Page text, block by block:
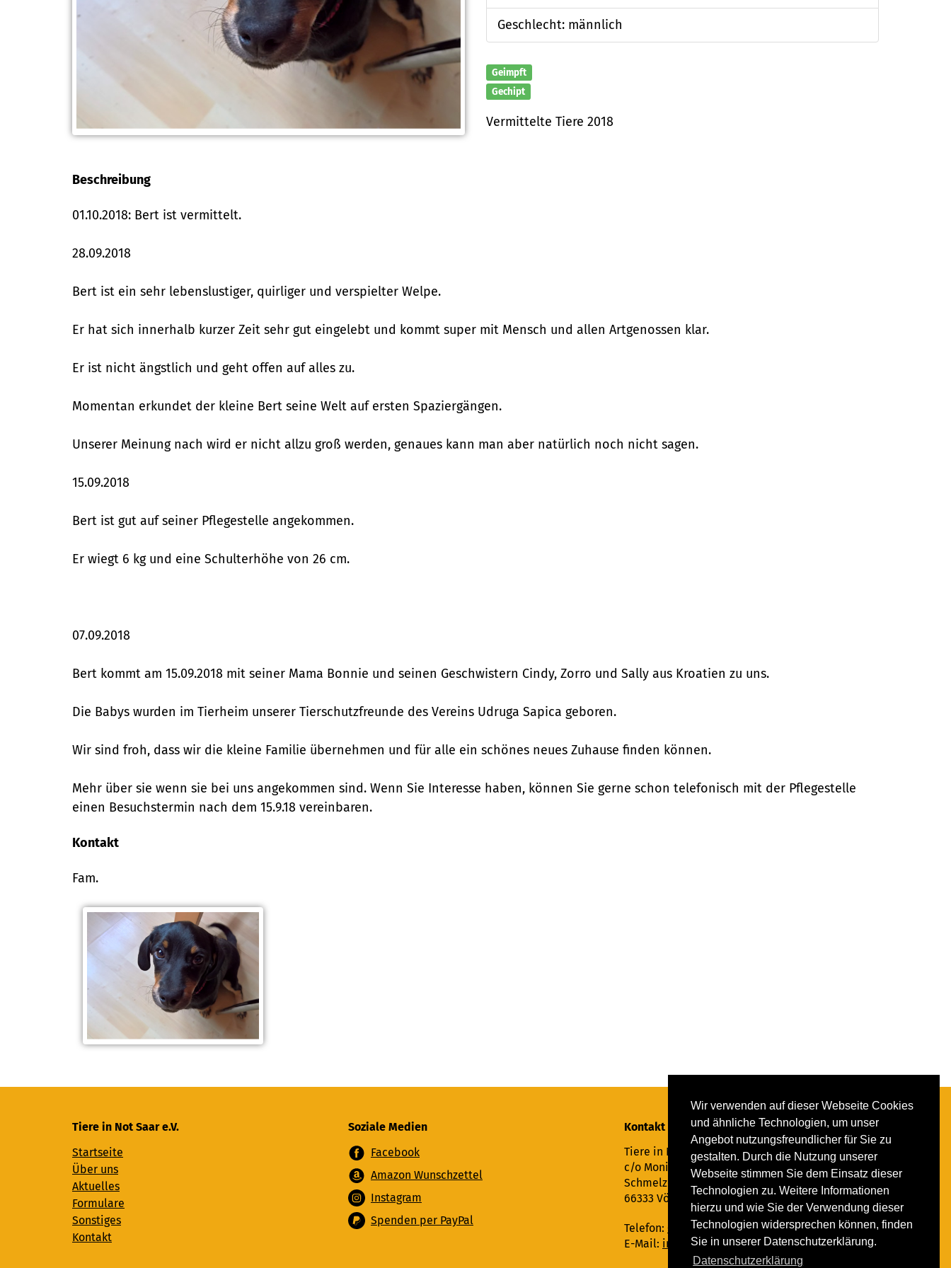
Wir verwenden auf dieser Webseite Cookies
und ähnliche Technologien, um unser
Angebot nutzungsfreundlicher für Sie zu
gestalten. Durch die Nutzung unserer
Webseite stimmen Sie dem Einsatz dieser
Technologien zu. Weitere Informationen
hierzu und wie Sie der Verwendung dieser
Technologien widersprechen können, finden
Sie in unserer Datenschutzerklärung.
Datenschutzerklärung
Geschlecht: männlich
Geimpft
Gechipt
Vermittelte Tiere 2018
Beschreibung
01.10.2018: Bert ist vermittelt.
28.09.2018
Bert ist ein sehr lebenslustiger, quirliger und verspielter Welpe.
Er hat sich innerhalb kurzer Zeit sehr gut eingelebt und kommt super mit Mensch und allen Artgenossen klar.
Er ist nicht ängstlich und geht offen auf alles zu.
Momentan erkundet der kleine Bert seine Welt auf ersten Spaziergängen.
Unserer Meinung nach wird er nicht allzu groß werden, genaues kann man aber natürlich noch nicht sagen.
15.09.2018
Bert ist gut auf seiner Pflegestelle angekommen.
Er wiegt 6 kg und eine Schulterhöhe von 26 cm.
07.09.2018
Bert kommt am 15.09.2018 mit seiner Mama Bonnie und seinen Geschwistern Cindy, Zorro und Sally aus Kroatien zu uns.
Die Babys wurden im Tierheim unserer Tierschutzfreunde des Vereins Udruga Sapica geboren.
Wir sind froh, dass wir die kleine Familie übernehmen und für alle ein schönes neues Zuhause finden können.
Mehr über sie wenn sie bei uns angekommen sind. Wenn Sie Interesse haben, können Sie gerne schon telefonisch mit der Pflegestelle
einen Besuchstermin nach dem 15.9.18 vereinbaren.
Kontakt
Fam.
Tiere in Not Saar e.V.
Startseite
Über uns
Aktuelles
Formulare
Sonstiges
Kontakt
Soziale Medien
Facebook
Amazon Wunschzettel
Instagram
Spenden per PayPal
Kontakt
Tiere in Not Saar e.V.
c/o Monika Ewen
Schmelzer Straße 22
66333 Völklingen
Telefon: 06898 294862
E-Mail: info@tiere-in-not-saar.de